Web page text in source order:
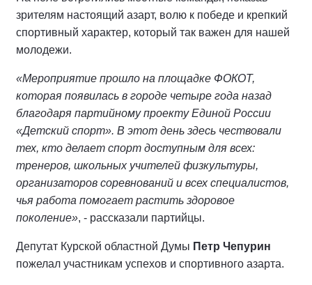
зрителям настоящий азарт, волю к победе и крепкий
спортивный характер, который так важен для нашей
молодежи.
«Мероприятие прошло на площадке ФОКОТ,
которая появилась в городе четыре года назад
благодаря партийному проекту Единой России
«Детский спорт». В этот день здесь чествовали
тех, кто делает спорт доступным для всех:
тренеров, школьных учителей физкультуры,
организаторов соревнований и всех специалистов,
чья работа помогает растить здоровое
поколение», - рассказали партийцы.
Депутат Курской областной Думы Петр Чепурин
пожелал участникам успехов и спортивного азарта.